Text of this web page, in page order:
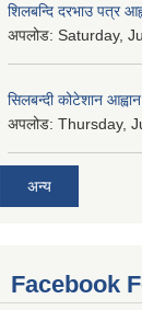
शिलबन्दि दरभाउ पत्र
अपलोड: Saturday,
सिलबन्दी कोटेशान
अपलोड: Thursday,
अन्य
Facebook